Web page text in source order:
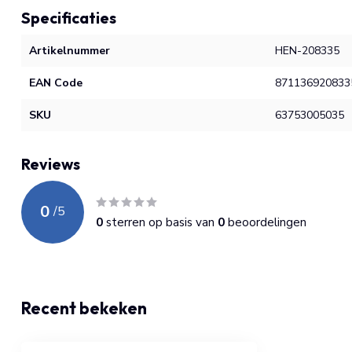
Specificaties
Artikelnummer HEN-208335
EAN Code
SKU 63753005035
Reviews
0 /5
0sterren op basis van 0beoordelingen
Recent bekeken